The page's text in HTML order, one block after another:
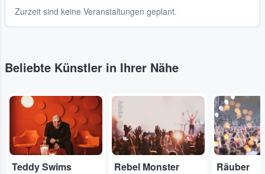
Zurzeit sind keine Veranstaltungen geplant.
Beliebte Künstler in Ihrer Nähe
...
Teddy Swims
Adobe Stock
Rebel Monster
Adobe Stock
Räuber